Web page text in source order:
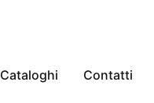
Cataloghi Contatti